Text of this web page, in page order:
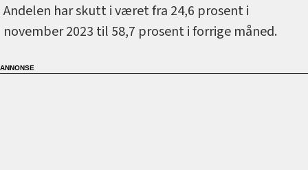
Andelen har skutt i været fra 24,6 prosent i
november 2023 til 58,7 prosent i forrige måned.